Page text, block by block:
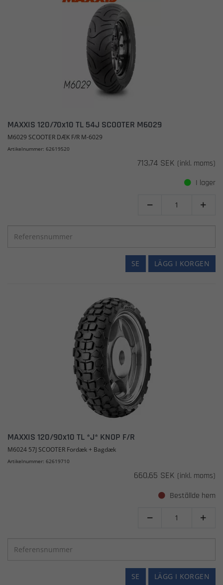
MAXXIS 120/70x10 TL 54J SCOOTER M6029
M6029 SCOOTER DÆK F/R M-6029
Artikelnummer: 62619520
713,74 SEK (inkl. moms)
I lager
 
LÄGG I KORGEN
SE
MAXXIS 120/90x10 TL *J* KNOP F/R
M6024 57J SCOOTER Fordæk + Bagdæk
Artikelnummer: 62619710
660,65 SEK (inkl. moms)
Beställde hem
 
LÄGG I KORGEN
SE